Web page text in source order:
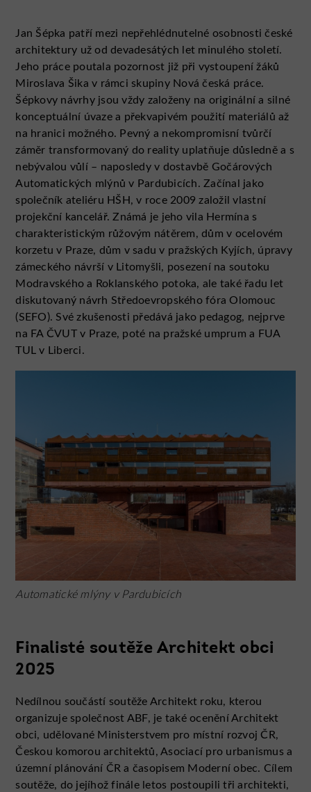
Jan Šépka patří mezi nepřehlédnutelné osobnosti české
architektury už od devadesátých let minulého století.
Jeho práce poutala pozornost již při vystoupení žáků
Miroslava Šika v rámci skupiny Nová česká práce.
Šépkovy návrhy jsou vždy založeny na originální a silné
konceptuální úvaze a překvapivém použití materiálů až
na hranici možného. Pevný a nekompromisní tvůrčí
záměr transformovaný do reality uplatňuje důsledně a s
nebývalou vůlí – naposledy v dostavbě Gočárových
Automatických mlýnů v Pardubicích. Začínal jako
společník ateliéru HŠH, v roce 2009 založil vlastní
projekční kancelář. Známá je jeho vila Hermína s
charakteristickým růžovým nátěrem, dům v ocelovém
korzetu v Praze, dům v sadu v pražských Kyjích, úpravy
zámeckého návrší v Litomyšli, posezení na soutoku
Modravského a Roklanského potoka, ale také řadu let
diskutovaný návrh Středoevropského fóra Olomouc
(SEFO). Své zkušenosti předává jako pedagog, nejprve
na FA ČVUT v Praze, poté na pražské umprum a FUA
TUL v Liberci.
Automatické mlýny v Pardubicích
Finalisté soutěže Architekt obci
2025
Nedílnou součástí soutěže Architekt roku, kterou
organizuje společnost ABF, je také ocenění Architekt
obci, udělované Ministerstvem pro místní rozvoj ČR,
Českou komorou architektů, Asociací pro urbanismus a
územní plánování ČR a časopisem Moderní obec. Cílem
soutěže, do jejíhož finále letos postoupili tři architekti,